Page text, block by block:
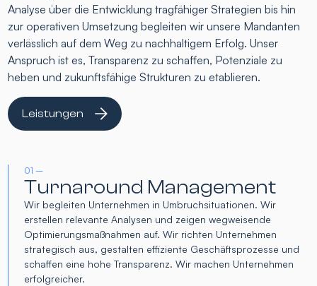
Analyse über die Entwicklung tragfähiger Strategien bis hin
zur operativen Umsetzung begleiten wir unsere Mandanten
verlässlich auf dem Weg zu nachhaltigem Erfolg. Unser
Anspruch ist es, Transparenz zu schaffen, Potenziale zu
heben und zukunftsfähige Strukturen zu etablieren.
Leistungen
01 –
Turnaround Management
Wir begleiten Unternehmen in Umbruchsituationen. Wir
erstellen relevante Analysen und zeigen wegweisende
Optimierungsmaßnahmen auf. Wir richten Unternehmen
strategisch aus, gestalten effiziente Geschäftsprozesse und
schaffen eine hohe Transparenz. Wir machen Unternehmen
erfolgreicher.